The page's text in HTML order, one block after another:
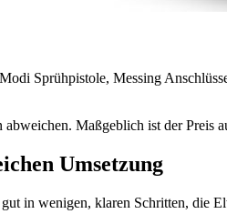
Sprühpistole, Messing
Maßgeblich ist der Preis
Umsetzung
in wenigen, klaren Schritten, die